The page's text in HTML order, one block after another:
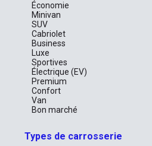
Économie
Minivan
SUV
Cabriolet
Business
Luxe
Sportives
Électrique (EV)
Premium
Confort
Van
Bon marché
Types de carrosserie